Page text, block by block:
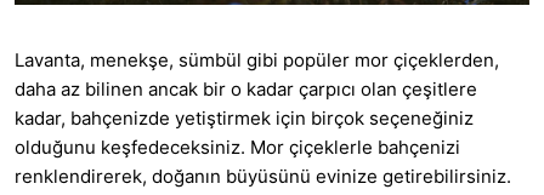
Lavanta, menekşe, sümbül gibi popüler mor çiçeklerden,
daha az bilinen ancak bir o kadar çarpıcı olan çeşitlere
kadar, bahçenizde yetiştirmek için birçok seçeneğiniz
olduğunu keşfedeceksiniz. Mor çiçeklerle bahçenizi
renklendirerek, doğanın büyüsünü evinize getirebilirsiniz.